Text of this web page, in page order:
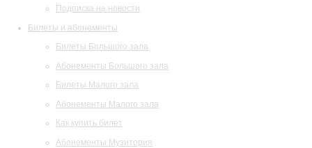
Подписка на новости
Билеты и абонементы
Билеты Большого зала
Абонементы Большого зала
Билеты Малого зала
Абонементы Малого зала
Как купить билет
Абонементы Музитория